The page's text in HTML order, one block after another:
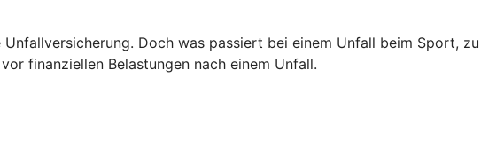
Doch was passiert bei einem Unfall beim Sport,
finanziellen Belastungen nach einem Unfall.